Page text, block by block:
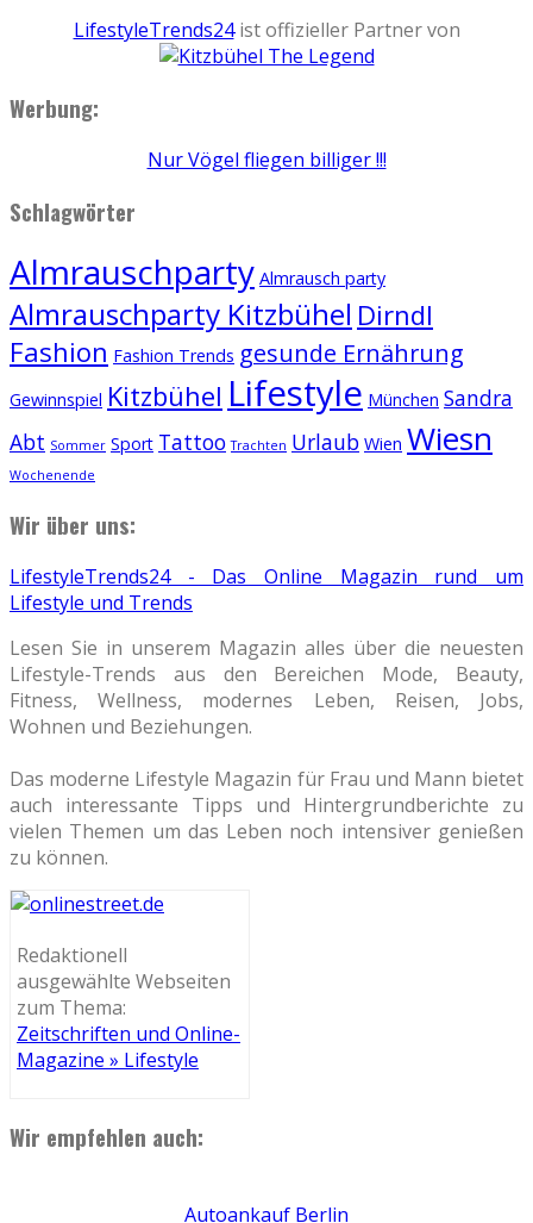
LifestyleTrends24ist offizieller Partner von
Werbung:
Nur Vögel fliegen billiger !!!
Schlagwörter
Almrauschparty Almrausch party
Almrauschparty Kitzbühel Dirndl
Fashion Fashion Trends gesunde Ernährung
Gewinnspiel Kitzbühel Lifestyle München Sandra
Abt Sommer Sport Tattoo Trachten Urlaub Wien Wiesn
Wochenende
Wir über uns:
LifestyleTrends24 - Das Online Magazin rund um
Lifestyle und Trends
Lesen Sie in unserem Magazin alles über die neuesten
Lifestyle-Trends aus den Bereichen Mode, Beauty,
Fitness, Wellness, modernes Leben, Reisen, Jobs,
Wohnen und Beziehungen.
Das moderne Lifestyle Magazin für Frau und Mann bietet
auch interessante Tipps und Hintergrundberichte zu
vielen Themen um das Leben noch intensiver genießen
zu können.
Redaktionell
ausgewählte Webseiten
zum Thema:
Zeitschriften und Online-
Magazine » Lifestyle
Wir empfehlen auch:
Autoankauf Berlin